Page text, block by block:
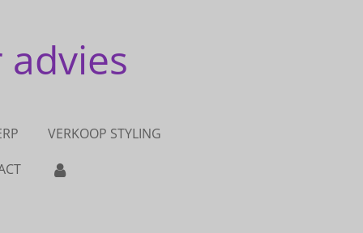
advies
VERKOOP STYLING